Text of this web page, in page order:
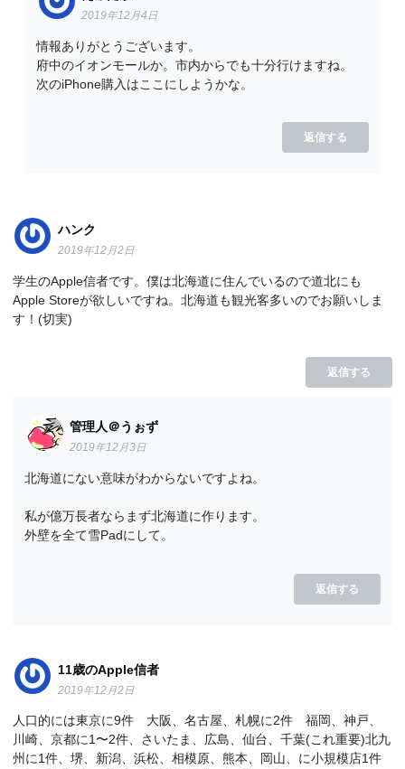
2019年12月4日
情報ありがとうございます。
府中のイオンモールか。市内からでも十分行けますね。
次のiPhone購入はここにしようかな。
返信する
ハンク
2019年12月2日
学生のApple信者です。僕は北海道に住んでいるので道北にも
Apple Storeが欲しいですね。北海道も観光客多いのでお願いしま
す！(切実)
返信する
管理人＠うぉず
2019年12月3日
北海道にない意味がわからないですよね。
私が億万長者ならまず北海道に作ります。
外壁を全て雪Padにして。
返信する
11歳のApple信者
2019年12月2日
人口的には東京に9件 大阪、名古屋、札幌に2件 福岡、神戸、
川崎、京都に1〜2件、さいたま、広島、仙台、千葉(これ重要)北九
州に1件、堺、新潟、浜松、相模原、熊本、岡山、に小規模店1件